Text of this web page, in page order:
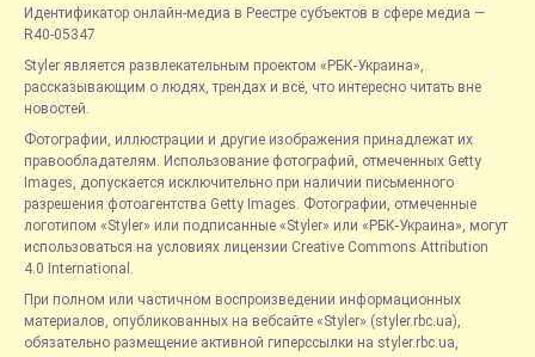
Идентификатор онлайн-медиа в Реестре субъектов в сфере медиа —
R40-05347
Styler является развлекательным проектом «РБК-Украина»,
рассказывающим о людях, трендах и всё, что интересно читать вне
новостей.
Фотографии, иллюстрации и другие изображения принадлежат их
правообладателям. Использование фотографий, отмеченных Getty
Images, допускается исключительно при наличии письменного
разрешения фотоагентства Getty Images. Фотографии, отмеченные
логотипом «Styler» или подписанные «Styler» или «РБК-Украина», могут
использоваться на условиях лицензии Creative Commons Attribution
4.0 International.
При полном или частичном воспроизведении информационных
материалов, опубликованных на вебсайте «Styler» (styler.rbc.ua),
обязательно размещение активной гиперссылки на styler.rbc.ua,